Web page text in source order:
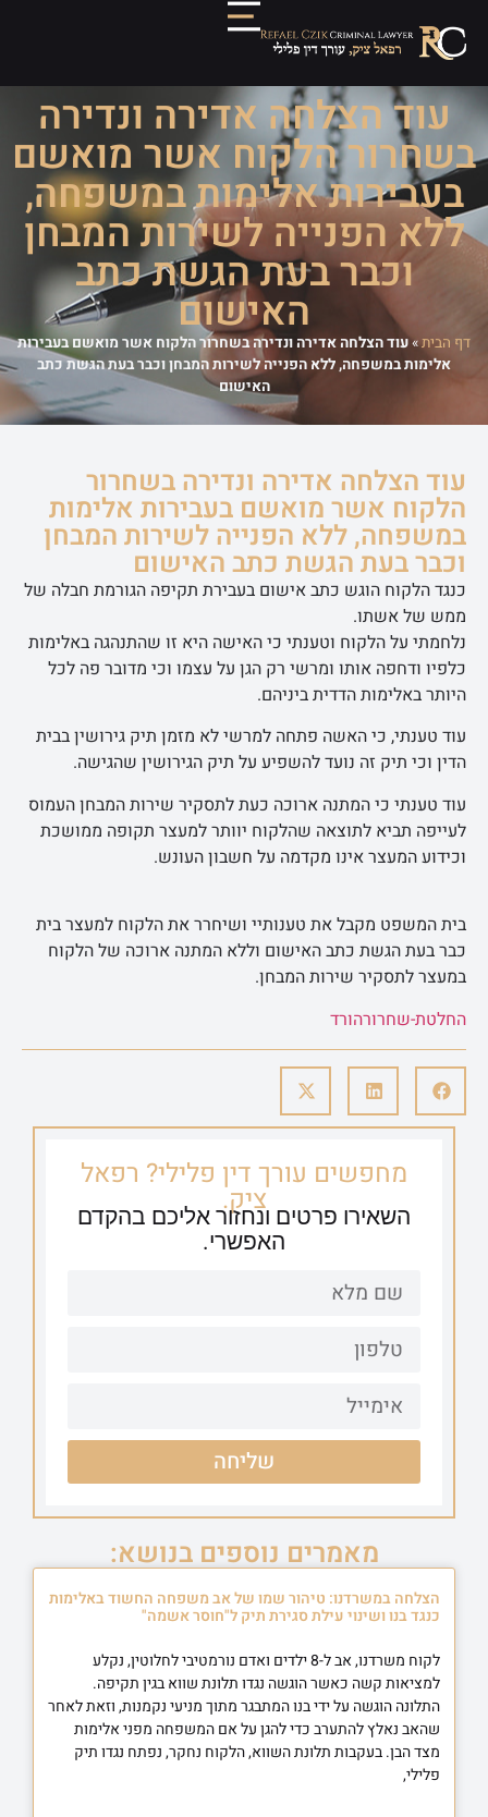
עוד הצלחה אדירה ונדירה
בשחרור הלקוח אשר מואשם
בעבירות אלימות במשפחה,
ללא הפנייה לשירות המבחן
וכבר בעת הגשת כתב
האישום
דף הבית»עוד הצלחה אדירה ונדירה בשחרור הלקוח אשר מואשם בעבירות
אלימות במשפחה, ללא הפנייה לשירות המבחן וכבר בעת הגשת כתב
האישום
עוד הצלחה אדירה ונדירה בשחרור
הלקוח אשר מואשם בעבירות אלימות
במשפחה, ללא הפנייה לשירות המבחן
וכבר בעת הגשת כתב האישום
כנגד הלקוח הוגש כתב אישום בעבירת תקיפה הגורמת חבלה של
ממש של אשתו.
נלחמתי על הלקוח וטענתי כי האישה היא זו שהתנהגה באלימות
כלפיו ודחפה אותו ומרשי רק הגן על עצמו וכי מדובר פה לכל
היותר באלימות הדדית ביניהם.
עוד טענתי, כי האשה פתחה למרשי לא מזמן תיק גירושין בבית
הדין וכי תיק זה נועד להשפיע על תיק הגירושין שהגישה.
עוד טענתי כי המתנה ארוכה כעת לתסקיר שירות המבחן העמוס
לעייפה תביא לתוצאה שהלקוח יוותר למעצר תקופה ממושכת
וכידוע המעצר אינו מקדמה על חשבון העונש.
בית המשפט מקבל את טענותיי ושיחרר את הלקוח למעצר בית
כבר בעת הגשת כתב האישום וללא המתנה ארוכה של הלקוח
במעצר לתסקיר שירות המבחן.
החלטת-שחרורהורד
מחפשים עורך דין פלילי? רפאל
ציק.
השאירו פרטים ונחזור אליכם בהקדם
האפשרי.
שליחה
מאמרים נוספים בנושא:
הצלחה במשרדנו: טיהור שמו של אב משפחה החשוד באלימות
כנגד בנו ושינוי עילת סגירת תיק ל"חוסר אשמה"
לקוח משרדנו, אב ל-8 ילדים ואדם נורמטיבי לחלוטין, נקלע
למציאות קשה כאשר הוגשה נגדו תלונת שווא בגין תקיפה.
התלונה הוגשה על ידי בנו המתבגר מתוך מניעי נקמנות, וזאת לאחר
שהאב נאלץ להתערב כדי להגן על אם המשפחה מפני אלימות
מצד הבן. בעקבות תלונת השווא, הלקוח נחקר, נפתח נגדו תיק
פלילי,